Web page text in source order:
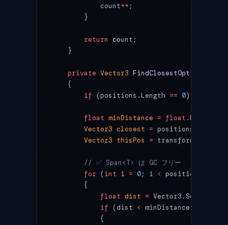
            count
++ ;
        }
        return
count;
    }
    private
Vector3 FindClosestOptimized
    {
        if
(positions.Length == 0)
        float
minDistance = float .MaxValue;
        Vector3
closest = positions[
        Vector3
thisPos =
        // ✅ Span<T> は GC フリー
        for
(int i = 0; i <
        {
            float
dist = Vector3.
            if
(dist < minDistance)
            {